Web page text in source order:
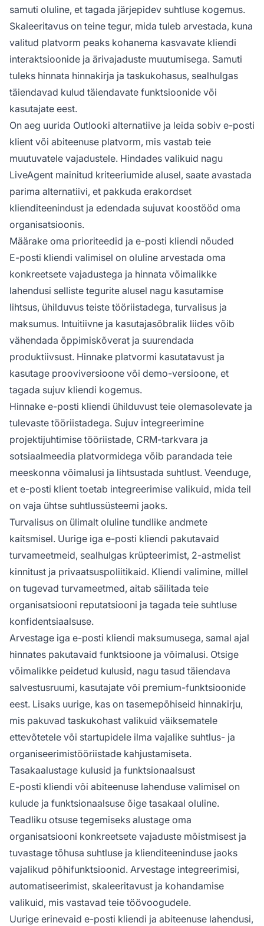
samuti oluline, et tagada järjepidev suhtluse kogemus.
Skaleeritavus on teine tegur, mida tuleb arvestada, kuna
valitud platvorm peaks kohanema kasvavate kliendi
interaktsioonide ja ärivajaduste muutumisega. Samuti
tuleks hinnata hinnakirja ja taskukohasus, sealhulgas
täiendavad kulud täiendavate funktsioonide või
kasutajate eest.
On aeg uurida Outlooki alternatiive ja leida sobiv e-posti
klient või abiteenuse platvorm, mis vastab teie
muutuvatele vajadustele. Hindades valikuid nagu
LiveAgent mainitud kriteeriumide alusel, saate avastada
parima alternatiivi, et pakkuda erakordset
klienditeenindust ja edendada sujuvat koostööd oma
organisatsioonis.
Määrake oma prioriteedid ja e-posti kliendi nõuded
E-posti kliendi valimisel on oluline arvestada oma
konkreetsete vajadustega ja hinnata võimalikke
lahendusi selliste tegurite alusel nagu kasutamise
lihtsus, ühilduvus teiste tööriistadega, turvalisus ja
maksumus. Intuitiivne ja kasutajasõbralik liides võib
vähendada õppimiskõverat ja suurendada
produktiivsust. Hinnake platvormi kasutatavust ja
kasutage prooviversioone või demo-versioone, et
tagada sujuv kliendi kogemus.
Hinnake e-posti kliendi ühilduvust teie olemasolevate ja
tulevaste tööriistadega. Sujuv integreerimine
projektijuhtimise tööriistade, CRM-tarkvara ja
sotsiaalmeedia platvormidega võib parandada teie
meeskonna võimalusi ja lihtsustada suhtlust. Veenduge,
et e-posti klient toetab integreerimise valikuid, mida teil
on vaja ühtse suhtlussüsteemi jaoks.
Turvalisus on ülimalt oluline tundlike andmete
kaitsmisel. Uurige iga e-posti kliendi pakutavaid
turvameetmeid, sealhulgas krüpteerimist, 2-astmelist
kinnitust ja privaatsuspoliitikaid. Kliendi valimine, millel
on tugevad turvameetmed, aitab säilitada teie
organisatsiooni reputatsiooni ja tagada teie suhtluse
konfidentsiaalsuse.
Arvestage iga e-posti kliendi maksumusega, samal ajal
hinnates pakutavaid funktsioone ja võimalusi. Otsige
võimalikke peidetud kulusid, nagu tasud täiendava
salvestusruumi, kasutajate või premium-funktsioonide
eest. Lisaks uurige, kas on tasemepõhiseid hinnakirju,
mis pakuvad taskukohast valikuid väiksematele
ettevõtetele või startupidele ilma vajalike suhtlus- ja
organiseerimistööriistade kahjustamiseta.
Tasakaalustage kulusid ja funktsionaalsust
E-posti kliendi või abiteenuse lahenduse valimisel on
kulude ja funktsionaalsuse õige tasakaal oluline.
Teadliku otsuse tegemiseks alustage oma
organisatsiooni konkreetsete vajaduste mõistmisest ja
tuvastage tõhusa suhtluse ja klienditeeninduse jaoks
vajalikud põhifunktsioonid. Arvestage integreerimisi,
automatiseerimist, skaleeritavust ja kohandamise
valikuid, mis vastavad teie töövoogudele.
Uurige erinevaid e-posti kliendi ja abiteenuse lahendusi,